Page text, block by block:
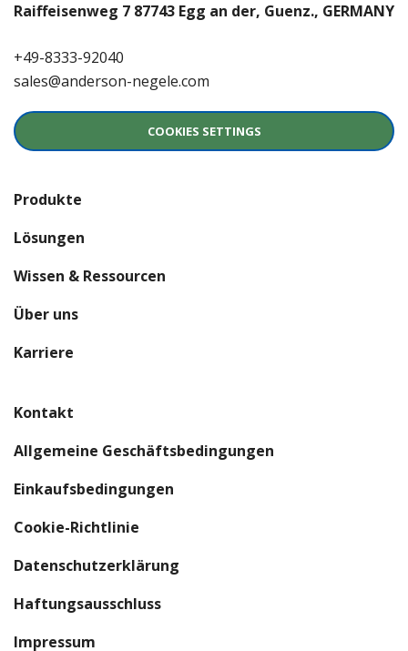
Raiffeisenweg 7 87743 Egg an der, Guenz., GERMANY
+49-8333-92040
sales@anderson-negele.com
COOKIES SETTINGS
Produkte
Lösungen
Wissen & Ressourcen
Über uns
Karriere
Kontakt
Allgemeine Geschäftsbedingungen
Einkaufsbedingungen
Cookie-Richtlinie
Datenschutzerklärung
Haftungsausschluss
Impressum